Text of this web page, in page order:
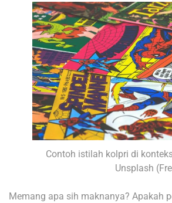
Contoh istilah kolpri di
Unsplash
Memang apa sih maknanya? Apakah